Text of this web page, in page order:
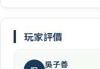
玩家評價
吳子善